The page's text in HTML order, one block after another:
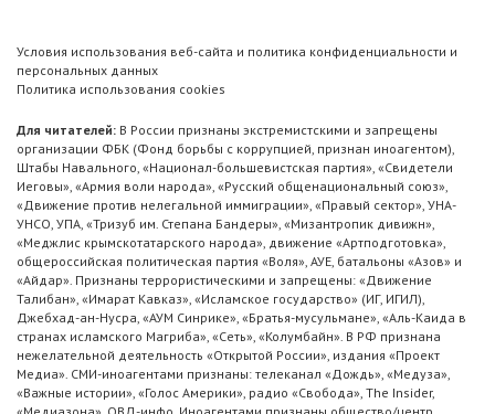
Условия использования веб-сайта и политика конфиденциальности и
персональных данных
Политика использования cookies
Для читателей: В России признаны экстремистскими и запрещены
организации ФБК (Фонд борьбы с коррупцией, признан иноагентом),
Штабы Навального, «Национал-большевистская партия», «Свидетели
Иеговы», «Армия воли народа», «Русский общенациональный союз»,
«Движение против нелегальной иммиграции», «Правый сектор», УНА-
УНСО, УПА, «Тризуб им. Степана Бандеры», «Мизантропик дивижн»,
«Меджлис крымскотатарского народа», движение «Артподготовка»,
общероссийская политическая партия «Воля», АУЕ, батальоны «Азов» и
«Айдар». Признаны террористическими и запрещены: «Движение
Талибан», «Имарат Кавказ», «Исламское государство» (ИГ, ИГИЛ),
Джебхад-ан-Нусра, «АУМ Синрике», «Братья-мусульмане», «Аль-Каида в
странах исламского Магриба», «Сеть», «Колумбайн». В РФ признана
нежелательной деятельность «Открытой России», издания «Проект
Медиа». СМИ-иноагентами признаны: телеканал «Дождь», «Медуза»,
«Важные истории», «Голос Америки», радио «Свобода», The Insider,
«Медиазона», ОВД-инфо. Иноагентами признаны общество/центр